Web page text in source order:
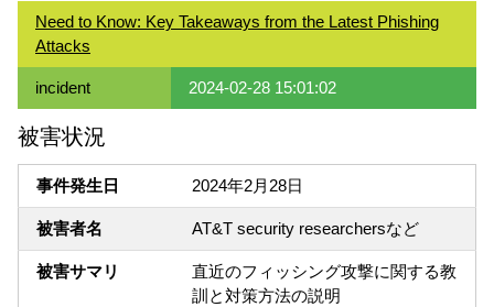
Need to Know: Key Takeaways from the Latest Phishing
Attacks
incident 2024-02-28 15:01:02
被害状況
事件発生日 2024年2月28日
被害者名 AT&T security researchersなど
被害サマリ
直近のフィッシング攻撃に関する教
訓と対策方法の説明